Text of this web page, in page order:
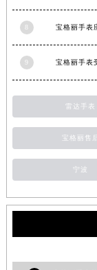
8 宝格丽手表
9 宝格丽手表
雷达手表
宝格丽售后
宁波